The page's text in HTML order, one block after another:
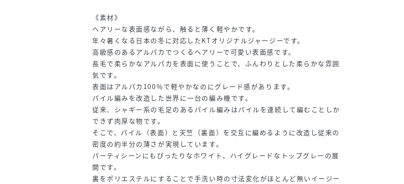
《素材》
ヘアリーな表面感ながら、触ると薄く軽やかです。
年々暑くなる日本の冬に対応したKTオリジナルジャージーです。
高級感のあるアルパカでつくるヘアリーで可愛い表面感です。
長毛で柔らかなアルパカを表面に使うことで、ふんわりとした柔らかな雰囲
気です。
表面はアルパカ100％で軽やかなのにグレード感があります。
パイル編みを改造した世界に一台の編み機です。
従来、シャギー系の毛足のあるパイル編みはパイルを連続して編むことしか
できず肉厚な物です。
そこで、パイル（表面）と天竺（裏面）を交互に編めるように改造し従来の
密度の約半分の薄さが実現しています。
パーティシーンにもぴったりなホワイト、ハイグレードなトップグレーの展
開です。
裏をポリエステルにすることで手洗い時の寸法変化がほとんど無いイージー